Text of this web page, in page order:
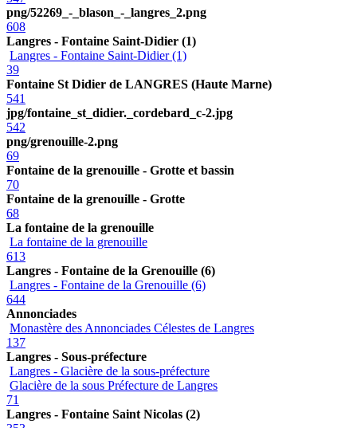
png/52269_-_blason_-_langres_2.png
608
Langres - Fontaine Saint-Didier (1)
Langres - Fontaine Saint-Didier (1)
39
Fontaine St Didier de LANGRES (Haute Marne)
541
jpg/fontaine_st_didier._cordebard_c-2.jpg
542
png/grenouille-2.png
69
Fontaine de la grenouille - Grotte et bassin
70
Fontaine de la grenouille - Grotte
68
La fontaine de la grenouille
La fontaine de la grenouille
613
Langres - Fontaine de la Grenouille (6)
Langres - Fontaine de la Grenouille (6)
644
Annonciades
Monastère des Annonciades Célestes de Langres
137
Langres - Sous-préfecture
Langres - Glacière de la sous-préfecture
Glacière de la sous Préfecture de Langres
71
Langres - Fontaine Saint Nicolas (2)